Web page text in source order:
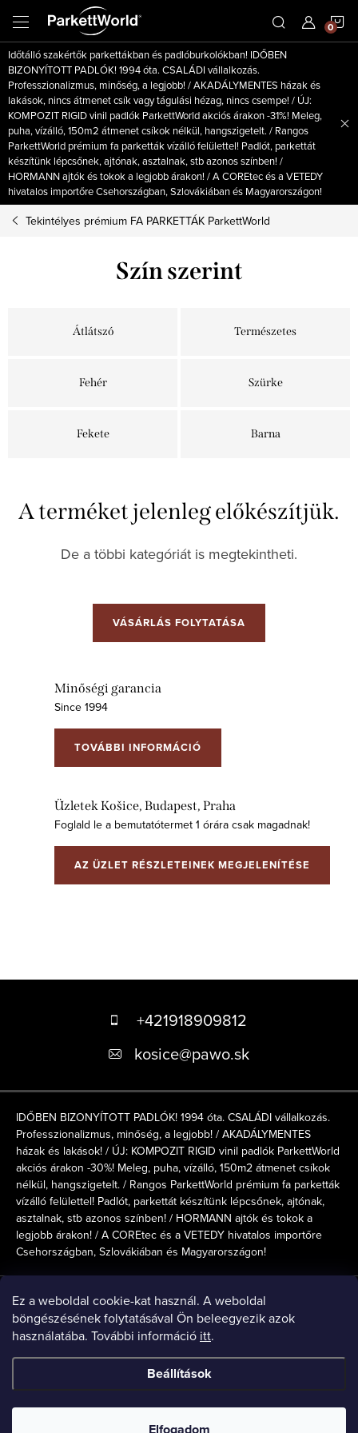
Ez a weboldal cookie-kat használ. A weboldal
böngészésének folytatásával Ön beleegyezik azok
használatába. További információ itt.
Beállítások
fő
tartalomhoz
Időtálló szakértők parkettákban és padlóburkolókban! IDŐBEN
BIZONYÍTOTT PADLÓK! 1994 óta. CSALÁDI vállalkozás.
Professzionalizmus, minőség, a legjobb! / AKADÁLYMENTES házak és
lakások, nincs átmenet csík vagy tágulási hézag, nincs csempe! / ÚJ:
KOMPOZIT RIGID vinil padlók ParkettWorld akciós árakon -31%! Meleg,
puha, vízálló, 150m2 átmenet csíkok nélkül, hangszigetelt. / Rangos
ParkettWorld prémium fa parketták vízálló felülettel! Padlót, parkettát
készítünk lépcsőnek, ajtónak, asztalnak, stb azonos színben! /
HORMANN ajtók és tokok a legjobb árakon! / A COREtec és a VETEDY
hivatalos importőre Csehországban, Szlovákiában és Magyarországon!
Tekintélyes prémium FA PARKETTÁK ParkettWorld
Szín szerint
Átlátszó Természetes
Fehér Szürke
Fekete Barna
A terméket jelenleg előkészítjük.
De a többi kategóriát is megtekintheti.
VÁSÁRLÁS FOLYTATÁSA
Minőségi garancia
Since 1994
TOVÁBBI INFORMÁCIÓ
Üzletek Košice, Budapest, Praha
Foglald le a bemutatótermet 1 órára csak magadnak!
AZ ÜZLET RÉSZLETEINEK MEGJELENÍTÉSE
é
+421918909812
kosice@pawo.sk
IDŐBEN BIZONYÍTOTT PADLÓK! 1994 óta. CSALÁDI vállalkozás.
Professzionalizmus, minőség, a legjobb! / AKADÁLYMENTES
házak és lakások! / ÚJ: KOMPOZIT RIGID vinil padlók ParkettWorld
akciós árakon -30%! Meleg, puha, vízálló, 150m2 átmenet csíkok
nélkül, hangszigetelt. / Rangos ParkettWorld prémium fa parketták
vízálló felülettel! Padlót, parkettát készítünk lépcsőnek, ajtónak,
asztalnak, stb azonos színben! / HORMANN ajtók és tokok a
legjobb árakon! / A COREtec és a VETEDY hivatalos importőre
Csehországban, Szlovákiában és Magyarországon!
Online fizetési lehetőséget biztosítunk
ParkettWorld CZ
Copyright 2026ParkettWorld. Minden jog fenntartva.